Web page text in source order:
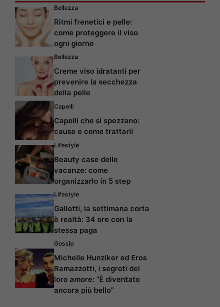
Bellezza
Ritmi frenetici e pelle:
come proteggere il viso
ogni giorno
Bellezza
Creme viso idratanti per
prevenire la secchezza
della pelle
Capelli
Capelli che si spezzano:
cause e come trattarli
Lifestyle
Beauty case delle
vacanze: come
organizzarlo in 5 step
Lifestyle
Galletti, la settimana corta
è realtà: 34 ore con la
stessa paga
Gossip
Michelle Hunziker ed Eros
Ramazzotti, i segreti del
loro amore: “È diventato
ancora più bello”